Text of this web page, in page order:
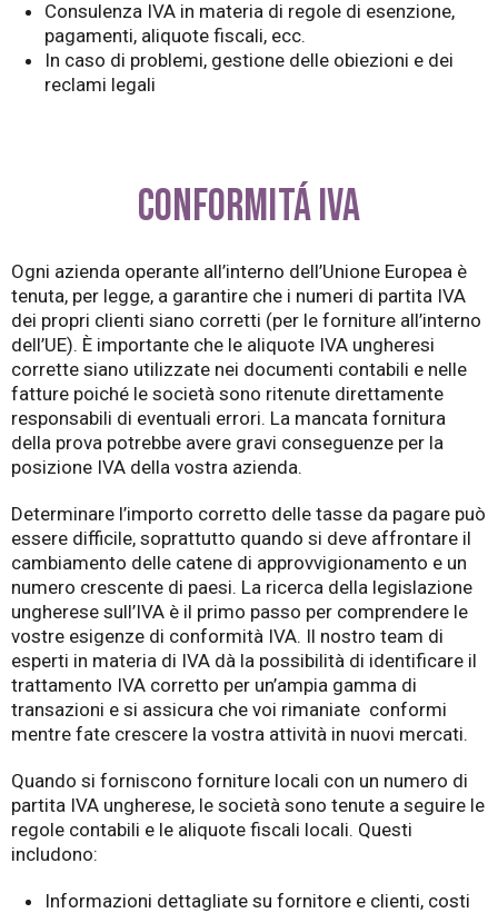
Consulenza IVA in materia di regole di esenzione,
pagamenti, aliquote fiscali, ecc.
In caso di problemi, gestione delle obiezioni e dei
reclami legali
CONFORMITÁ IVA
Ogni azienda operante all’interno dell’Unione Europea è
tenuta, per legge, a garantire che i numeri di partita IVA
dei propri clienti siano corretti (per le forniture all’interno
dell’UE). È importante che le aliquote IVA ungheresi
corrette siano utilizzate nei documenti contabili e nelle
fatture poiché le società sono ritenute direttamente
responsabili di eventuali errori. La mancata fornitura
della prova potrebbe avere gravi conseguenze per la
posizione IVA della vostra azienda.
Determinare l’importo corretto delle tasse da pagare può
essere difficile, soprattutto quando si deve affrontare il
cambiamento delle catene di approvvigionamento e un
numero crescente di paesi. La ricerca della legislazione
ungherese sull’IVA è il primo passo per comprendere le
vostre esigenze di conformità IVA. Il nostro team di
esperti in materia di IVA dà la possibilità di identificare il
trattamento IVA corretto per un’ampia gamma di
transazioni e si assicura che voi rimaniate conformi
mentre fate crescere la vostra attività in nuovi mercati.
Quando si forniscono forniture locali con un numero di
partita IVA ungherese, le società sono tenute a seguire le
regole contabili e le aliquote fiscali locali. Questi
includono:
Informazioni dettagliate su fornitore e clienti, costi